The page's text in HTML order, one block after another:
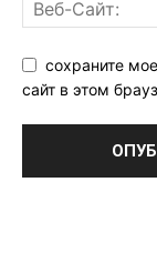
сохраните
сайт в этом